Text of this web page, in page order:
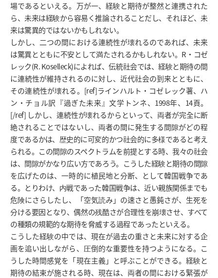
場であるといえる。万が一、経験と期待が整然と連携された
ら、未来は経験から容易く推論されることだし、それほど、未
来は驚異的ではないかもしれない。
しかし、二つの間における連続性が壊れるのであれば、未来
は驚異とともに不安として満たされるかもしれない。R・コゼ
レック(R. Koselleck)によれば、伝統社会では、経験と期待の間
に連続性が維持されるのに対し、近代社会の到来とともに、
その連続性が壊れる。[ref]ラインハルト・コゼレック著、ハ
ン・チョル訳『過ぎた未来』文学トンネ、1998年、14頁。
[/ref] しかし、連続性が壊れるからといって、両者が完全に断
絶されることではないし、両者の間に発生する間隙がどの程
度であるかは、歴史的に可変的かつ社会的に多様であると考え
られる。この間隙のスペクトラムを前提とする時、我々の社会
は、間隙がかなり広い方であろう。こうした経験と期待の間隙
を広げたのは、一時的に植民地と分断、として韓国戦争であ
る。とりわけ、内戦であった韓国戦争は、近い親族関係までも
危険にさらしたし、「空気読み」の速さと愚鈍さが、生死を
分ける要因となり、偶然の残酷さが合理性を崩壊させ、すべて
の種類の規範的な期待を脅威する過程であったといえる。
こうした経験の中では、現在が過去の重さと未来に対する企
画を追い出しながら、圧倒的な重要性を持つようになる。こ
うした時間感覚を「現在主義」と呼ぶことができる。経験と
期待の結束が施される時、現在は、両者の間における緊張が